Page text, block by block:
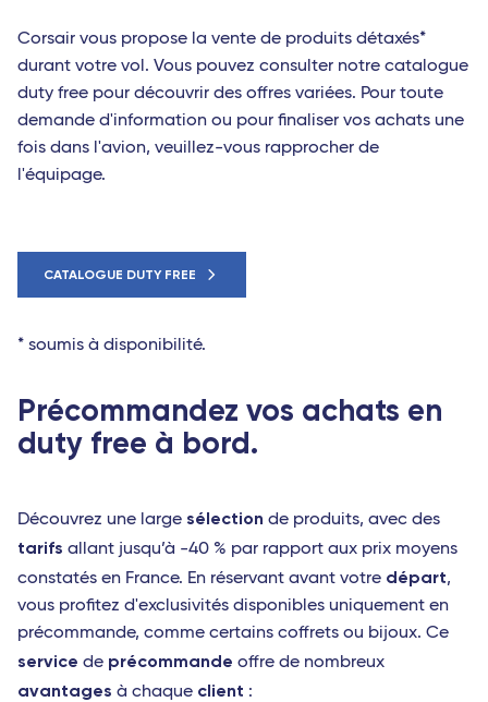
Corsair vous propose la vente de produits détaxés*
durant votre vol. Vous pouvez consulter notre catalogue
duty free pour découvrir des offres variées. Pour toute
demande d'information ou pour finaliser vos achats une
fois dans l'avion, veuillez-vous rapprocher de
l'équipage.
CATALOGUE DUTY FREE
* soumis à disponibilité.
Précommandez vos achats en
duty free à bord.
Découvrez une large sélection de produits, avec des
tarifs allant jusqu’à -40 % par rapport aux prix moyens
constatés en France. En réservant avant votre départ,
vous profitez d'exclusivités disponibles uniquement en
précommande, comme certains coffrets ou bijoux. Ce
service de précommande offre de nombreux
avantages à chaque client :